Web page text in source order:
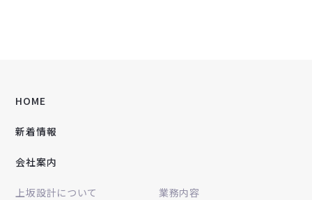
HOME
新着情報
会社案内
上坂設計について
業務内容